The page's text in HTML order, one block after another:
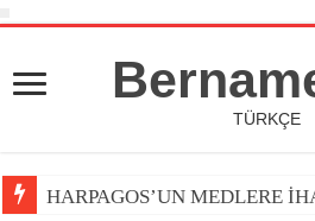
TÜRKÇE
HARPAGOS’UN MEDLERE